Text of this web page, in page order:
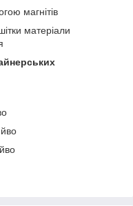
магнітів
матеріали